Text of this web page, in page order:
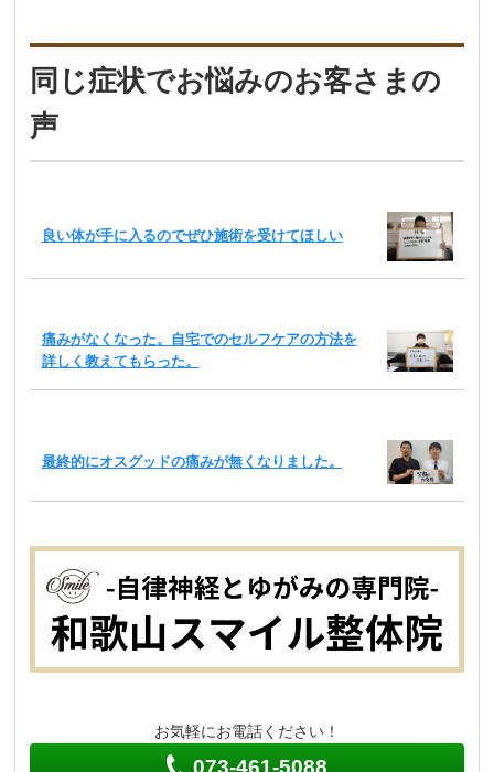
同じ症状でお悩みのお客さまの
声
良い体が手に入るのでぜひ施術を受けてほしい
痛みがなくなった。自宅でのセルフケアの方法を
詳しく教えてもらった。
最終的にオスグッドの痛みが無くなりました。
お気軽にお電話ください！
073-461-5088